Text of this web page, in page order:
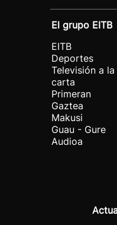
El grupo EITB
EITB
Deportes
Televisión a la
carta
Primeran
Gaztea
Makusi
Guau - Gure
Audioa